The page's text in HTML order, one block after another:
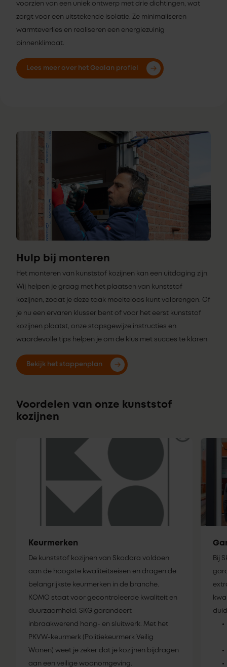
voorzien van een uniek ontwerp met drie dichtingen, wat
zorgt voor een uitstekende isolatie. Ze minimaliseren
warmteverlies en realiseren een energiezuinig
binnenklimaat.
Lees meer over het Gealan profiel
Hulp bij monteren
Het monteren van kunststof kozijnen kan een uitdaging zijn.
Wij helpen je graag met het plaatsen van kunststof
kozijnen, zodat je deze taak moeiteloos kunt volbrengen. Of
je nu een ervaren klusser bent of voor het eerst kunststof
kozijnen plaatst, onze stapsgewijze instructies en
waardevolle tips helpen je om de klus met succes te klaren.
Bekijk het stappenplan
Voordelen van onze kunststof
kozijnen
Keurmerken
De kunststof kozijnen van Skodora voldoen
aan de hoogste kwaliteitseisen en dragen de
belangrijkste keurmerken in de branche.
KOMO staat voor gecontroleerde kwaliteit en
duurzaamheid. SKG garandeert
inbraakwerend hang- en sluitwerk. Met het
PKVW-keurmerk (Politiekeurmerk Veilig
Wonen) weet je zeker dat je kozijnen bijdragen
aan een veilige woonomgeving.
Bij